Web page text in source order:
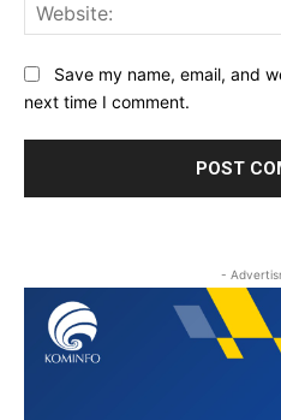
Save my name, email, and
next time I comment.
-